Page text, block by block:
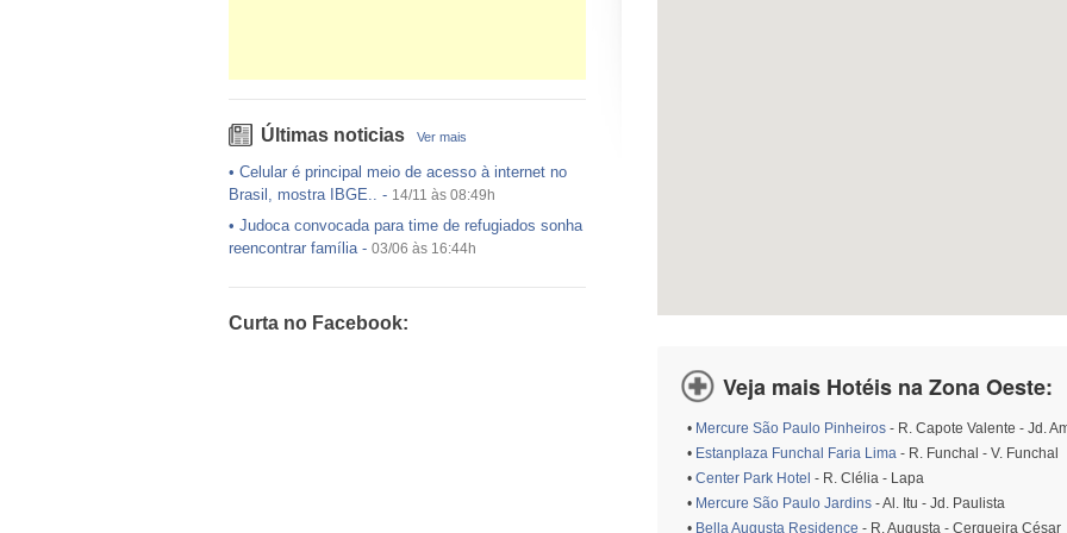
Últimas noticias Ver mais
• Celular é principal meio de acesso à internet no
Brasil, mostra IBGE.. - 14/11 às 08:49h
• Judoca convocada para time de refugiados sonha
reencontrar família- 03/06 às 16:44h
•Exército egípcio diz que encontrou destroços de
Curta no Facebook:
Veja mais Hotéis na Zona Oeste:
• Mercure São Paulo Pinheiros - R. Capote Valente - Jd.
• Estanplaza Funchal Faria Lima - R. Funchal - V. Funchal
• Center Park Hotel - R. Clélia - Lapa
• Mercure São Paulo Jardins - Al. Itu - Jd. Paulista
• Bella Augusta Residence - R. Augusta - Cerqueira César